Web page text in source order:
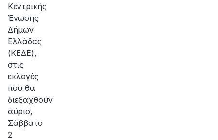
Κεντρικής
Ένωσης
Δήμων
Ελλάδας
(ΚΕΔΕ),
στις
εκλογές
που θα
διεξαχθούν
αύριο,
Σάββατο
2